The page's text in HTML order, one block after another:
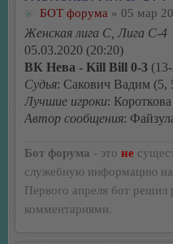
БОТ форума » 05 мар
Женская лига С, Лига С-4
05.03.2020 (20:20)
ВК Нева - Kill Bill 0-3
Судья: Сакович Вадим (5,
Лучшие игроки:
Автор сообщения:
Бот форума - это не
служебную информацию
Первого апреля бот
комментариями.